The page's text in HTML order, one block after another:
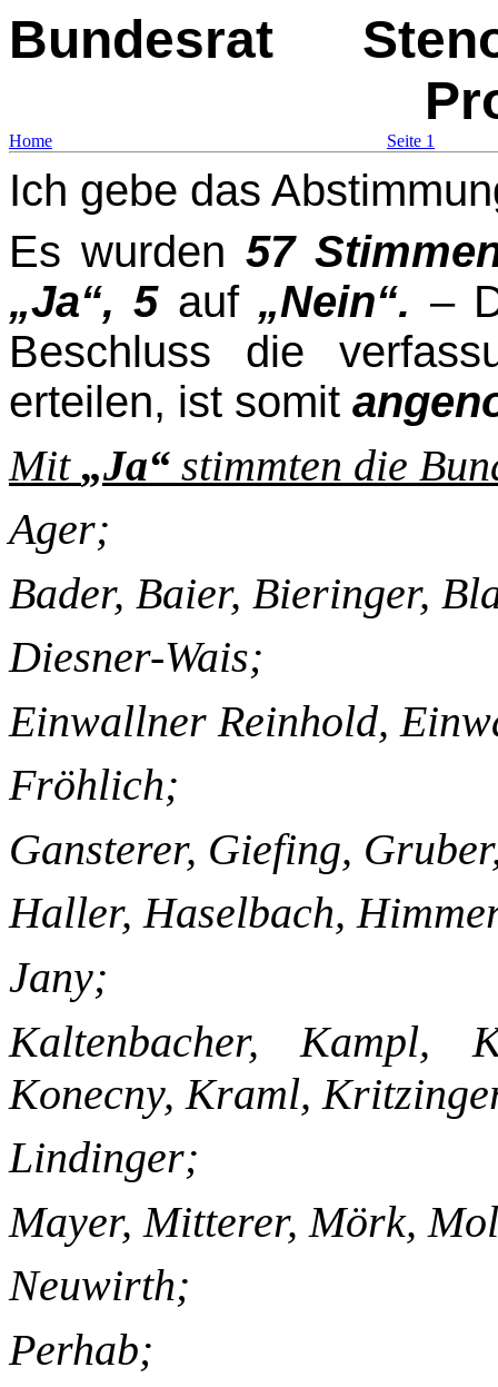
Bundesrat
Home Seite 1
Ich gebe das
Es wurden 57
„Ja“, 5auf „Nein“. –
Beschluss die
erteilen, ist somit
Mit „Ja“ stimmten die
Ager;
Bader, Baier, Bieringer,
Diesner-Wais;
Einwallner Reinhold,
Fröhlich;
Gansterer, Giefing,
Haller, Haselbach,
Jany;
Kaltenbacher, Kampl,
Konecny, Kraml,
Lindinger;
Mayer, Mitterer, Mörk,
Neuwirth;
Perhab;